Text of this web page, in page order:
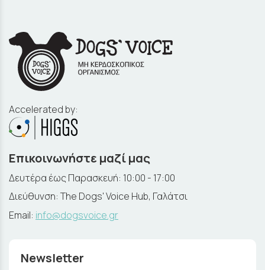
Accelerated by:
Επικοινωνήστε μαζί μας
Δευτέρα έως Παρασκευή: 10:00 - 17:00
Διεύθυνση: The Dogs' Voice Hub, Γαλάτσι
Email: info@dogsvoice.gr
Newsletter